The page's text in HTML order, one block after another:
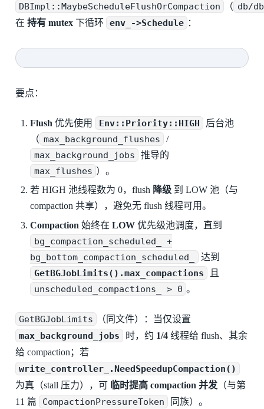
DBImpl::MaybeScheduleFlushOrCompaction （ db/
在 持有 mutex下循环 env_->Schedule ：
要点：
Flush 优先使用 Env::Priority::HIGH
后台池
（ max_background_flushes /
max_background_jobs 推导的
max_flushes ）。
若 HIGH 池线程数为 0，flush 降级 到 LOW 池（与
compaction 共享），避免无 flush 线程可用。
Compaction 始终在LOW 优先级池调度，直到
bg_compaction_scheduled_ +
bg_bottom_compaction_scheduled_
达到
GetBGJobLimits().max_compactions 且
unscheduled_compactions_ > 0 。
GetBGJobLimits （同文件）：当仅设置
max_background_jobs 时，约 1/4 线程给 flush、其余
给 compaction；若
write_controller_.NeedSpeedupCompaction()
为真（stall 压力），可 临时提高 compaction 并发（与第
11 篇
CompactionPressureToken 同族）。